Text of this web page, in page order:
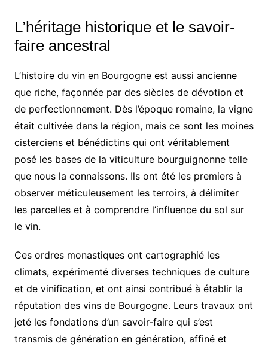
L’héritage historique et le savoir-
faire ancestral
L’histoire du vin en Bourgogne est aussi ancienne
que riche, façonnée par des siècles de dévotion et
de perfectionnement. Dès l’époque romaine, la vigne
était cultivée dans la région, mais ce sont les moines
cisterciens et bénédictins qui ont véritablement
posé les bases de la viticulture bourguignonne telle
que nous la connaissons. Ils ont été les premiers à
observer méticuleusement les terroirs, à délimiter
les parcelles et à comprendre l’influence du sol sur
le vin.
Ces ordres monastiques ont cartographié les
climats, expérimenté diverses techniques de culture
et de vinification, et ont ainsi contribué à établir la
réputation des vins de Bourgogne. Leurs travaux ont
jeté les fondations d’un savoir-faire qui s’est
transmis de génération en génération, affiné et